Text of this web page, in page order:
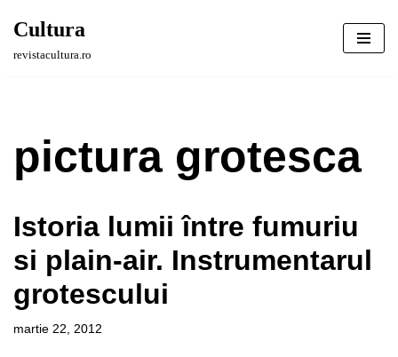
Sari
Cultura
revistacultura.ro
pictura grotesca
Istoria lumii între fumuriu
si plain-air. Instrumentarul
grotescului
martie 22, 2012